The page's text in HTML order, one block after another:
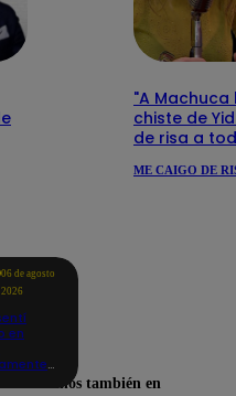
"A Machuca
chiste de
de risa a
ME CAIGO DE
06 de agosto
2026
en
también en